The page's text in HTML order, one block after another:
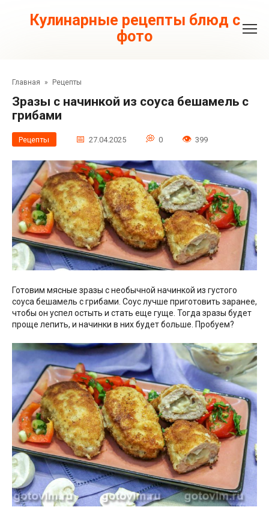
контентуКулинарные рецепты блюд с
фото
Главная » Рецепты
Зразы с начинкой из соуса бешамель с
грибами
Рецепты 27.04.2025 0 399
Готовим мясные зразы с необычной начинкой из густого
соуса бешамель с грибами. Соус лучше приготовить заранее,
чтобы он успел остыть и стать еще гуще. Тогда зразы будет
проще лепить, и начинки в них будет больше. Пробуем?